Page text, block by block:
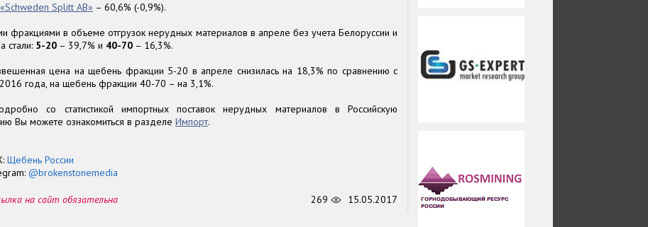
«Schweden Splitt AB» – 60,6% (-0,9%).
фракциями в объеме отгрузок нерудных материалов в апреле без учета Белоруссии и
стали: 5-20 – 39,7% и 40-70 – 16,3%.
цена на щебень фракции 5-20 в апреле снизилась на 18,3% по сравнению с
года, на щебень фракции 40-70 – на 3,1%.
со статистикой импортных поставок нерудных материалов в Российскую
Вы можете ознакомиться в разделе Импорт.
Щебень России
@brokenstonemedia
на сайт обязательна 269 15.05.2017